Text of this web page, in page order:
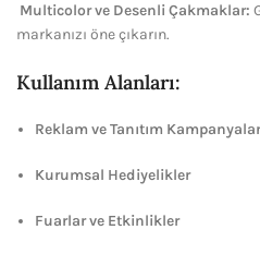
Multicolor ve Desenli Çakmaklar:
markanızı öne çıkarın.
Kullanım Alanları:
Reklam ve Tanıtım
Kurumsal Hediyelikler
Fuarlar ve Etkinlikler